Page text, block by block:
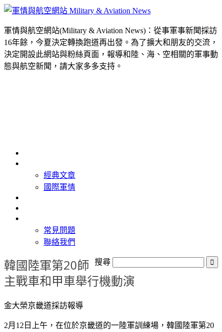
軍情與航空網站(Military & Aviation News)：從事軍事新聞採訪
16年餘，今夏決定轉換跑道再出發。為了擴大和朋友的交流，
決定開設此網站與粉絲頁面，報導和陸、海、空相關的軍事動
態與航空新聞，請大家多多支持。
經典文章
國際軍情
常見問題
聯絡我們
搜尋
韓國陸軍第20師
主戰車和甲車舉行機動演
金大榮京畿道採訪報導
2月12日上午，在位於京畿道的一陸軍訓練場，韓國陸軍第20